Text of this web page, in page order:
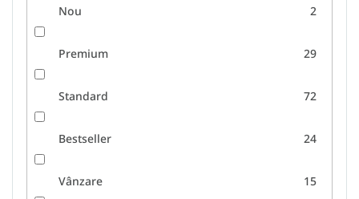
Nou 2
Premium 29
Standard 72
Bestseller 24
Vânzare 15